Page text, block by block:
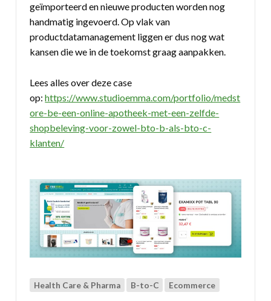
geïmporteerd en nieuwe producten worden nog
handmatig ingevoerd. Op vlak van
productdatamanagement liggen er dus nog wat
kansen die we in de toekomst graag aanpakken.
Lees alles over deze case
op:https://www.studioemma.com/portfolio/medst
ore-be-een-online-apotheek-met-een-zelfde-
shopbeleving-voor-zowel-bto-b-als-bto-c-
klanten/
Health Care & Pharma B-to-C Ecommerce